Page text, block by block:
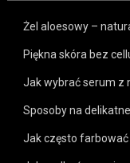
Żel aloesowy –
Piękna skóra bez
Jak wybrać serum z
Sposoby na
Jak często farbować